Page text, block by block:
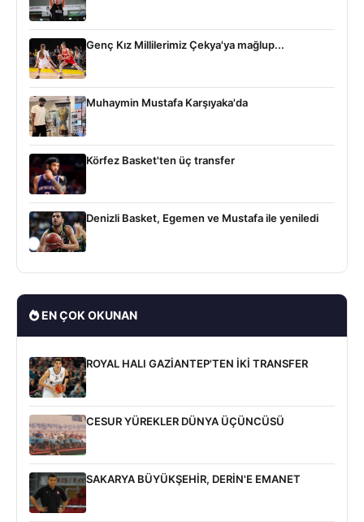
Genç Kız Millilerimiz Çekya'ya mağlup...
Muhaymin Mustafa Karşıyaka'da
Körfez Basket'ten üç transfer
Denizli Basket, Egemen ve Mustafa ile yeniledi
EN ÇOK OKUNAN
ROYAL HALI GAZİANTEP'TEN İKİ TRANSFER
CESUR YÜREKLER DÜNYA ÜÇÜNCÜSÜ
SAKARYA BÜYÜKŞEHİR, DERİN'E EMANET